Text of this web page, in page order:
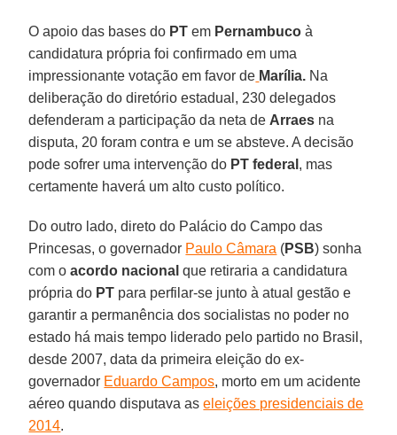
O apoio das bases do PT em Pernambuco à
candidatura própria foi confirmado em uma
impressionante votação em favor de Marília. Na
deliberação do diretório estadual, 230 delegados
defenderam a participação da neta de Arraes na
disputa, 20 foram contra e um se absteve. A decisão
pode sofrer uma intervenção do PT federal , mas
certamente haverá um alto custo político.
Do outro lado, direto do Palácio do Campo das
Princesas, o governador Paulo Câmara (PSB) sonha
com oacordo nacional que retiraria a candidatura
própria do PT para perfilar-se junto à atual gestão e
garantir a permanência dos socialistas no poder no
estado há mais tempo liderado pelo partido no Brasil,
desde 2007, data da primeira eleição do ex-
governador Eduardo Campos, morto em um acidente
aéreo quando disputava aseleições presidenciais de
2014.